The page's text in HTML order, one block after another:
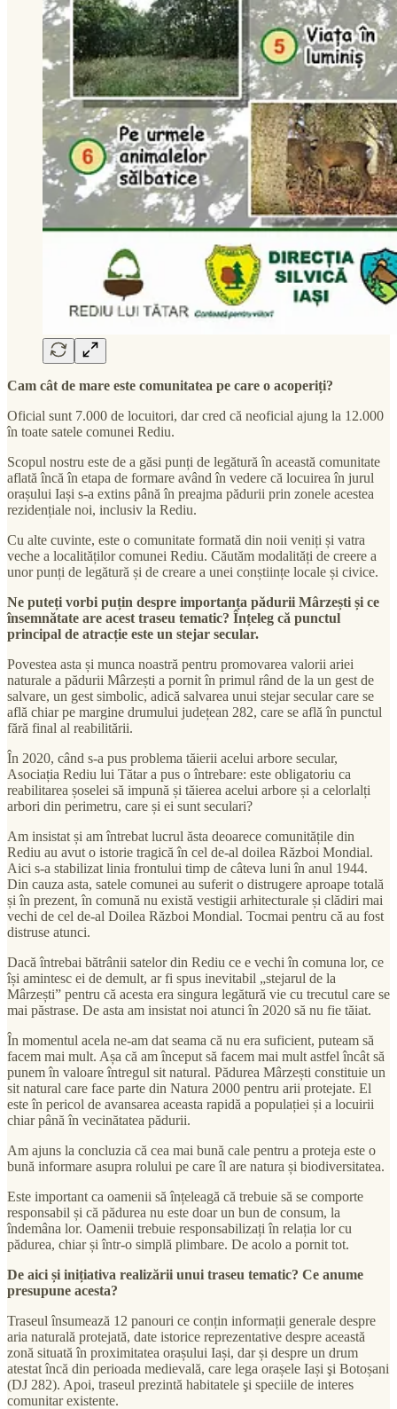
Cam cât de mare este comunitatea pe care o acoperiți?
Oficial sunt 7.000 de locuitori, dar cred că neoficial ajung la 12.000
în toate satele comunei Rediu.
Scopul nostru este de a găsi punți de legătură în această comunitate
aflată încă în etapa de formare având în vedere că locuirea în jurul
orașului Iași s-a extins până în preajma pădurii prin zonele acestea
rezidențiale noi, inclusiv la Rediu.
Cu alte cuvinte, este o comunitate formată din noii veniți și vatra
veche a localităților comunei Rediu. Căutăm modalități de creere a
unor punți de legătură și de creare a unei conștiințe locale și civice.
Ne puteți vorbi puțin despre importanța pădurii Mârzești și ce
însemnătate are acest traseu tematic? Înțeleg că punctul
principal de atracție este un stejar secular.
Povestea asta și munca noastră pentru promovarea valorii ariei
naturale a pădurii Mârzești a pornit în primul rând de la un gest de
salvare, un gest simbolic, adică salvarea unui stejar secular care se
află chiar pe margine drumului județean 282, care se află în punctul
fără final al reabilitării.
În 2020, când s-a pus problema tăierii acelui arbore secular,
Asociația Rediu lui Tătar a pus o întrebare: este obligatoriu ca
reabilitarea șoselei să impună și tăierea acelui arbore și a celorlalți
arbori din perimetru, care și ei sunt seculari?
Am insistat și am întrebat lucrul ăsta deoarece comunitățile din
Rediu au avut o istorie tragică în cel de-al doilea Război Mondial.
Aici s-a stabilizat linia frontului timp de câteva luni în anul 1944.
Din cauza asta, satele comunei au suferit o distrugere aproape totală
și în prezent, în comună nu există vestigii arhitecturale și clădiri mai
vechi de cel de-al Doilea Război Mondial. Tocmai pentru că au fost
distruse atunci.
Dacă întrebai bătrânii satelor din Rediu ce e vechi în comuna lor, ce
își amintesc ei de demult, ar fi spus inevitabil „stejarul de la
Mârzești” pentru că acesta era singura legătură vie cu trecutul care se
mai păstrase. De asta am insistat noi atunci în 2020 să nu fie tăiat.
În momentul acela ne-am dat seama că nu era suficient, puteam să
facem mai mult. Așa că am început să facem mai mult astfel încât să
punem în valoare întregul sit natural. Pădurea Mârzești constituie un
sit natural care face parte din Natura 2000 pentru arii protejate. El
este în pericol de avansarea aceasta rapidă a populației și a locuirii
chiar până în vecinătatea pădurii.
Am ajuns la concluzia că cea mai bună cale pentru a proteja este o
bună informare asupra rolului pe care îl are natura și biodiversitatea.
Este important ca oamenii să înțeleagă că trebuie să se comporte
responsabil și că pădurea nu este doar un bun de consum, la
îndemâna lor. Oamenii trebuie responsabilizați în relația lor cu
pădurea, chiar și într-o simplă plimbare. De acolo a pornit tot.
De aici și inițiativa realizării unui traseu tematic? Ce anume
presupune acesta?
Traseul însumează 12 panouri ce conțin informații generale despre
aria naturală protejată, date istorice reprezentative despre această
zonă situată în proximitatea orașului Iași, dar și despre un drum
atestat încă din perioada medievală, care lega orașele Iași şi Botoșani
(DJ 282). Apoi, traseul prezintă habitatele şi speciile de interes
comunitar existente.